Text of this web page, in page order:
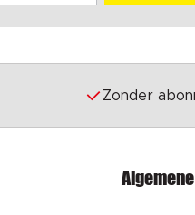
Zonder